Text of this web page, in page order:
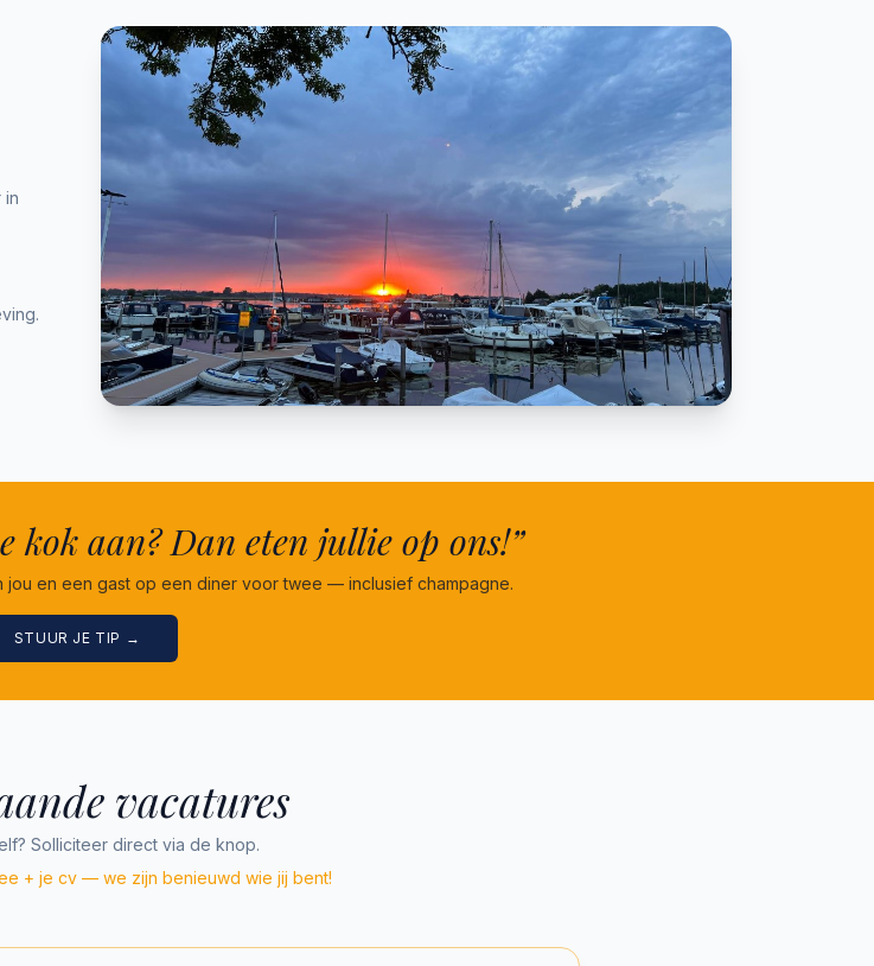
in
aan? Dan eten jullie op ons!”
en een gast op een diner voor twee — inclusief champagne.
STUUR JE TIP →
vacatures
Solliciteer direct via de knop.
+ je cv — we zijn benieuwd wie jij bent!